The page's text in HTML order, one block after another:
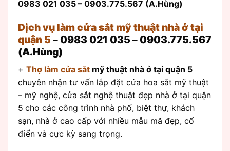
0983 021 035 – 0903.775.567 (A.Hùng)
Dịch vụ làm cửa sắt mỹ thuật nhà ở tại
quận 5 – 0983 021 035 – 0903.775.567
(A.Hùng)
+ Thợ làm cửa sắt mỹ thuật nhà ở tại quận 5
chuyên nhận tư vấn lắp đặt cửa hoa sắt mỹ thuật
– mỹ nghệ, cửa sắt nghệ thuật đẹp nhà ở tại quận
5 cho các công trình nhà phố, biệt thự, khách
sạn, nhà ở cao cấp với nhiều mẫu mã đẹp, cổ
điển và cực kỳ sang trọng.